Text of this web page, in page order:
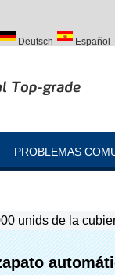
Deutsch Español
PROBLEMAS
unids de la